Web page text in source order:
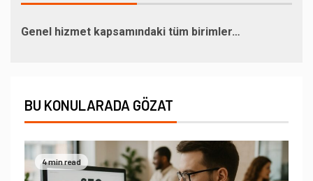
Genel hizmet kapsamındaki tüm birimler…
BU KONULARADA GÖZAT
4 min read